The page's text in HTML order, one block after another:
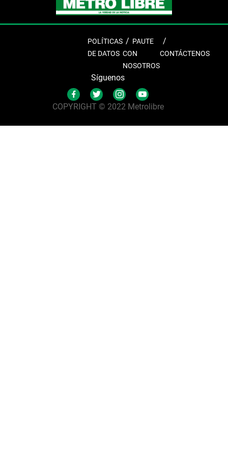
POLÍTICAS
DE DATOS
PAUTE
CON
NOSOTROS
CONTÁCTENOS
Síguenos
COPYRIGHT © 2022 Metrolibre